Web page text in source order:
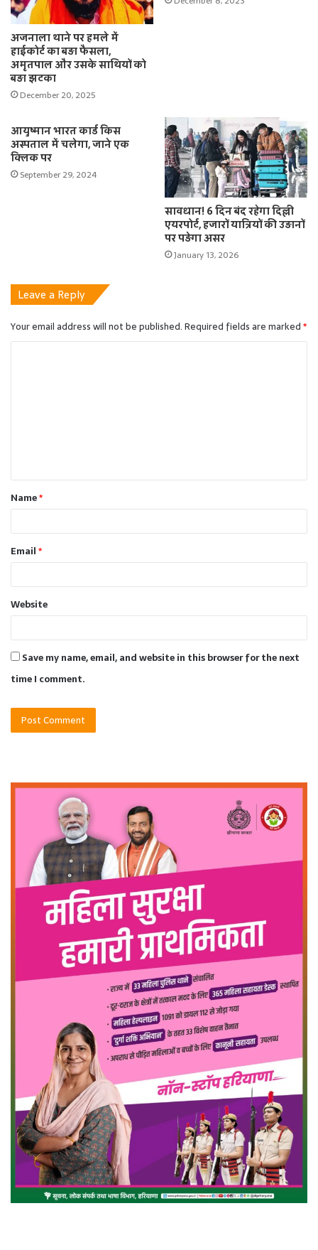
अजनाला थाने पर हमले में
हाईकोर्ट का बड़ा फैसला,
अमृतपाल और उसके साथियों को
बड़ा झटका
December 20, 2025
आयुष्मान भारत कार्ड किस
अस्पताल में चलेगा, जाने एक
क्लिक पर
September 29, 2024
सावधान! 6 दिन बंद रहेगा दिल्ली
एयरपोर्ट, हजारों यात्रियों की उड़ानों
पर पड़ेगा असर
January 13, 2026
Leave a Reply
Your email address will not be published.Required fields are marked*
t
*Name*
Email*
Website
Save my name, email, and website in this browser for the next
time I comment.